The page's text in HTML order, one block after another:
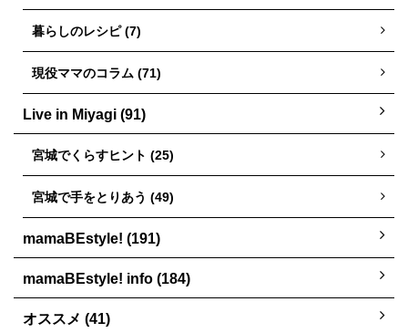
暮らしのレシピ (7)
現役ママのコラム (71)
Live in Miyagi (91)
宮城でくらすヒント (25)
宮城で手をとりあう (49)
mamaBEstyle! (191)
mamaBEstyle! info (184)
オススメ (41)